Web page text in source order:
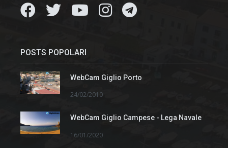
POSTS POPOLARI
WebCam Giglio Porto
24/02/2010
WebCam Giglio Campese - Lega Navale
16/01/2020